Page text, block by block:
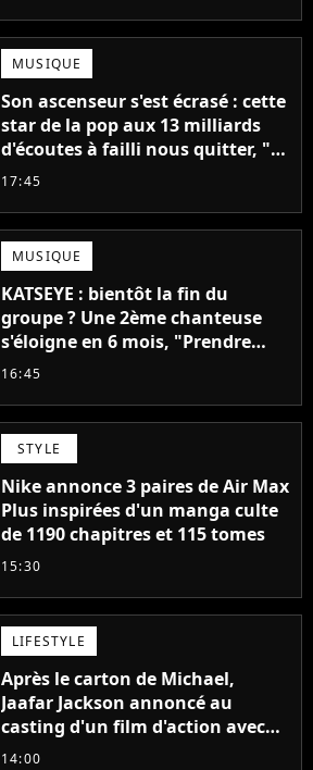
MUSIQUE
Son ascenseur s'est écrasé : cette
star de la pop aux 13 milliards
d'écoutes à failli nous quitter, "Je
pensais ne plus jamais chanter"
17:45
MUSIQUE
KATSEYE : bientôt la fin du
groupe ? Une 2ème chanteuse
s'éloigne en 6 mois, "Prendre
cette décision n’a pas été facile"
16:45
STYLE
Nike annonce 3 paires de Air Max
Plus inspirées d'un manga culte
de 1190 chapitres et 115 tomes
15:30
LIFESTYLE
Après le carton de Michael,
Jaafar Jackson annoncé au
casting d'un film d'action avec
Will Smith
14:00